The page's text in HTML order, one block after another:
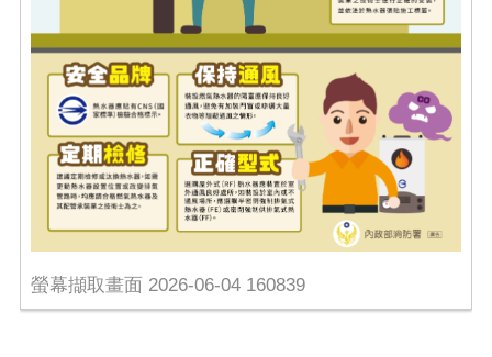
螢幕擷取畫面 2026-06-04 160839